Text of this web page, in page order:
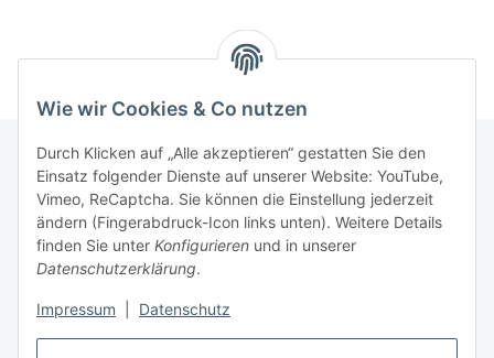
Wie wir Cookies & Co nutzen
Durch Klicken auf „Alle akzeptieren“ gestatten Sie den
Einsatz folgender Dienste auf unserer Website: YouTube,
Vimeo, ReCaptcha. Sie können die Einstellung jederzeit
ändern (Fingerabdruck-Icon links unten). Weitere Details
finden Sie unter Konfigurieren und in unserer
Datenschutzerklärung.
Impressum Datenschutz
Informationen
Gesetzliche Informationen